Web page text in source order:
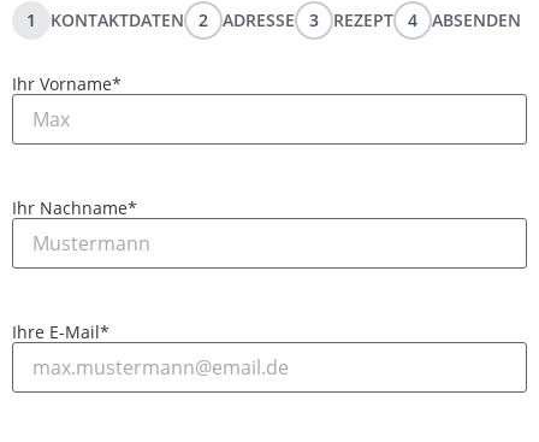
1 KONTAKTDATEN 2 ADRESSE 3 REZEPT 4 ABSENDEN
Ihr Vorname*
Ihr Nachname*
Ihre E-Mail*